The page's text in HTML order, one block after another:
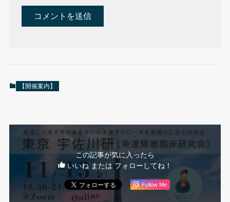
【開催案内】
この記事が気に入ったら
いいね または フォローしてね！
Follow Me